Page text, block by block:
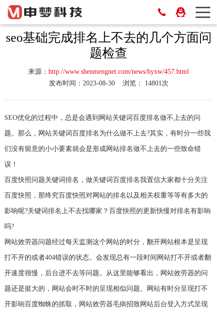
seo基础完成排名上不去的几个方面问
题检查
来源： http://www.shenmengnet.com/news/hyxw/457.html
发布时间：2023-08-30
浏览： 14801次
SEO优化的过程中，总是会遇到网站关键词百度排名做不上去的问
题。那么，网站关键词百度排名为什么做不上去?其实，有时分一些我
们没有留意的小小要素就会是形成网站排名做不上去的一些致命错
误！
百度快照问题关键词排名，做关键词百度排名我置信大家都十分关注
百度快照，那终究百度快照对网站的排名以及相关权重等等有多大的
影响呢?关键词排名上不去找哪家？百度快照的更新快慢对排名有影响
吗?
网站效劳器问题经过每天监测这个网站的时分，翻开网站根本是呈现
打不开的或者404错误的状态。会发现总有一段时间网站打不开或者翻
开速度很慢，后台进不去等问题。从这里能够看出，网站效劳器的问
题还是挺大的，网站会时不时的呈现相似问题。网站有时分呈现打不
开影响百度蜘蛛的抓取，网站效劳器毛病招致网站后台登入方式呈现